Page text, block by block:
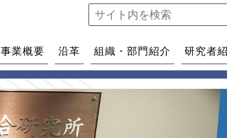
事業概要 沿革 組織・部門紹介 研究者